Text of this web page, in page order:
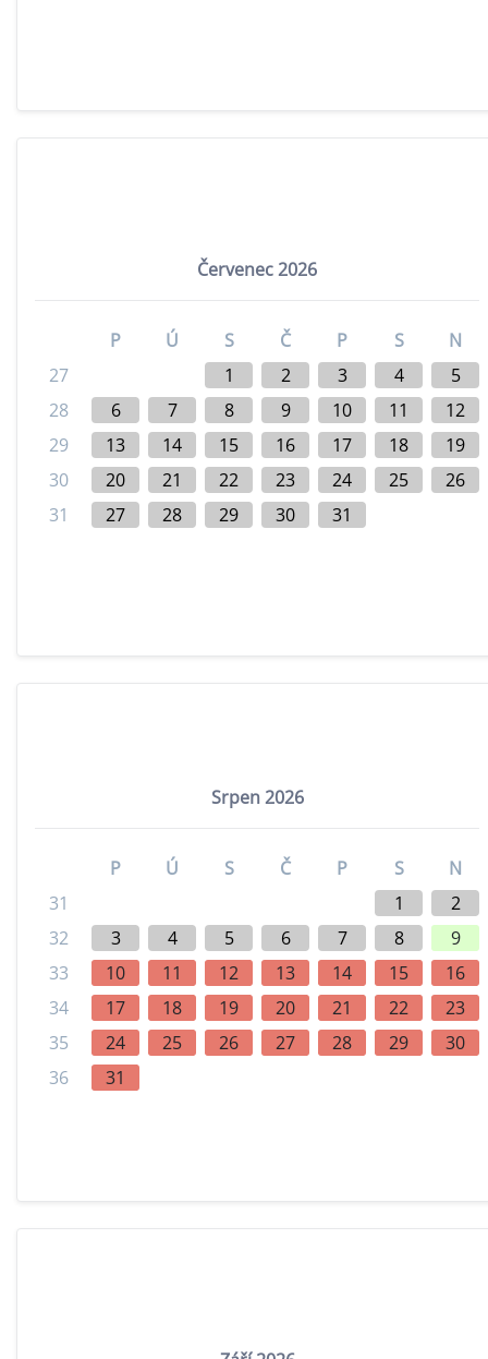
Červenec 2026
P Ú S Č P S
N
27
1 2 3 4
5
28
6 7 8 9 10 11
12
29
13 14 15 16 17 18
19
30
20 21 22 23 24 25
26
31
27 28 29 30 31
Srpen 2026
P Ú S Č P S
N
31
1
2
32
3 4 5 6 7 8
9
33
10 11 12 13 14 15
16
34
17 18 19 20 21 22
23
35
24 25 26 27 28 29
30
36
31